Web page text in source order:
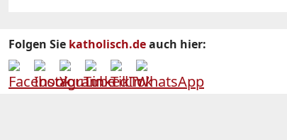
Folgen Sie katholisch.deauch hier: